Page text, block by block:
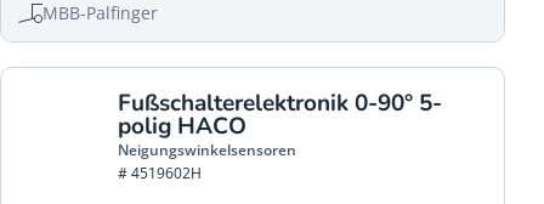
MBB-Palfinger
Fußschalterelektronik 0-90° 5-
polig HACO
Neigungswinkelsensoren
# 4519602H